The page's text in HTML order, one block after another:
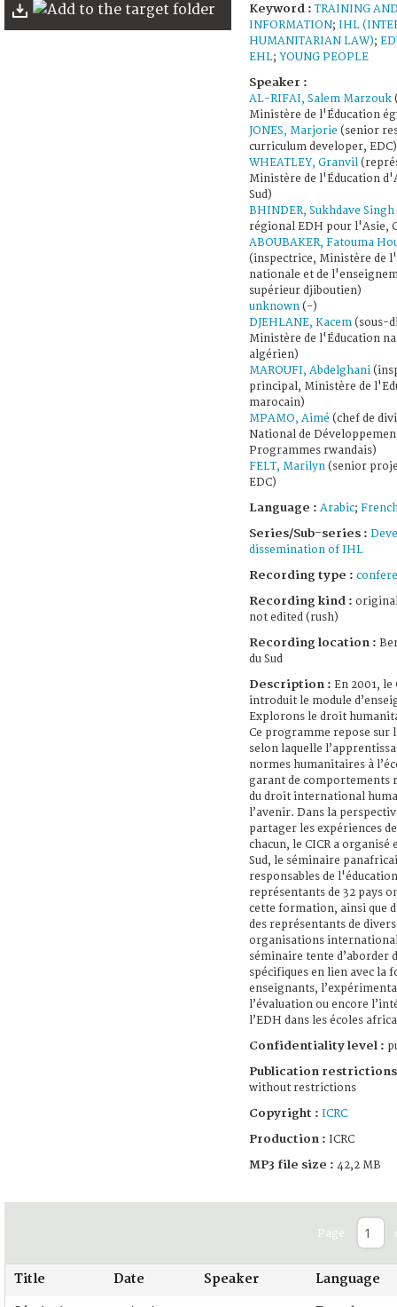
minutes,
6
Keyword :TRAINING
INFORMATION; IHL
HUMANITARIAN LAW);
EHL; YOUNG PEOPLE
Speaker :
AL-RIFAI, Salem Marzouk
Ministère de l'Éducation
JONES, Marjorie (senior
curriculum developer, EDC)
WHEATLEY, Granvil
Ministère de l'Éducation
Sud)
BHINDER, Sukhdave Singh
régional EDH pour l'Asie,
ABOUBAKER, Fatouma
(inspectrice, Ministère de
nationale et de
supérieur djiboutien)
unknown (-)
DJEHLANE, Kacem (sous-
Ministère de l'Éducation
algérien)
MAROUFI, Abdelghani
principal, Ministère de
marocain)
MPAMO, Aimé (chef de
National de
Programmes rwandais)
FELT, Marilyn (senior
EDC)
Language : Arabic;
Series/Sub-series :
dissemination of IHL
Recording type :
Recording kind :
not edited (rush)
Recording location :
du Sud
Description : En 2001, le
introduit le module
Explorons le droit
Ce programme repose sur
selon laquelle
normes humanitaires à
garant de comportements
du droit international
l’avenir. Dans la
partager les expériences
chacun, le CICR a organisé
Sud, le séminaire
responsables de
représentants de 32 pays
cette formation, ainsi que
des représentants de
organisations
séminaire tente d’aborder
spécifiques en lien avec la
enseignants,
l’évaluation ou encore
l’EDH dans les écoles
Confidentiality level :
Publication
without restrictions
Copyright : ICRC
Production : ICRC
MP3 file size : 42,2 MB
Page
Title Date Speaker Language